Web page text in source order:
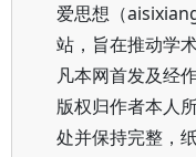
爱思想（
站，旨在推动学
凡本网首发及经
版权归作者本人
处并保持完整，